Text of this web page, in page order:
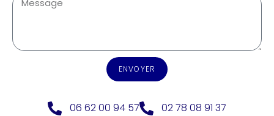
ENVOYER
06 62 00 94 57
02 78 08 91 37